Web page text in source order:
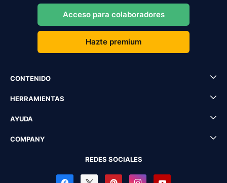
Acceso para colaboradores
Hazte premium
CONTENIDO
HERRAMIENTAS
AYUDA
COMPANY
REDES SOCIALES